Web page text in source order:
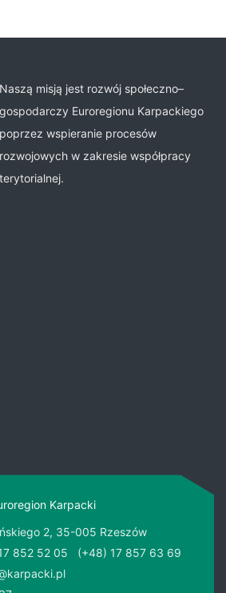
Naszą misją jest rozwój społeczno–
gospodarczy Euroregionu Karpackiego
poprzez wspieranie procesów
rozwojowych w zakresie współpracy
terytorialnej.
Karpacki
2, 35-005 Rzeszów
852 52 05
(+48) 17 857 63 69